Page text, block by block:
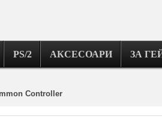
PS/2 АКСЕСОАРИ ЗА
Controller